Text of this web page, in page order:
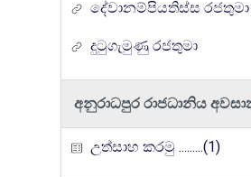
දේවානම්පියතිස්ස රජතුමා
දුටුගැමුණු රජතුමා
උත්සාහ කරමු .........(1)